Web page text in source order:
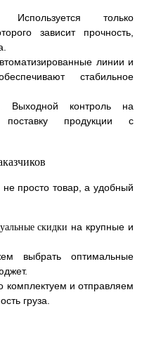
Используется только
зависит прочность,
линии и
стабильное
Выходной контроль на
поставку продукции с
просто товар, а удобный
скидки на крупные и
выбрать оптимальные
комплектуем и отправляем
груза.